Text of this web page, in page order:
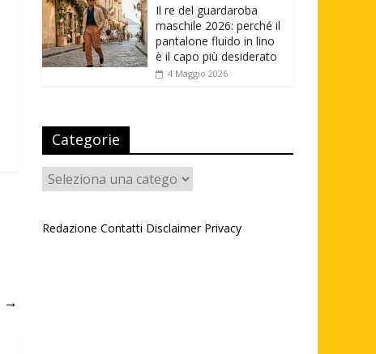
→
Il re del guardaroba
maschile 2026: perché il
pantalone fluido in lino
è il capo più desiderato
4 Maggio 2026
Categorie
Categorie
Redazione Contatti Disclaimer Privacy